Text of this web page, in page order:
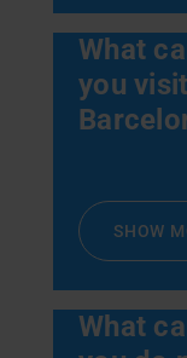
What
you
SHOW
What